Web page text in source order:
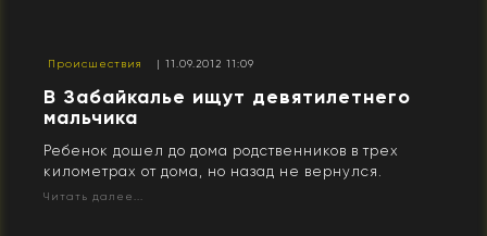
Происшествия | 11.09.2012 11:09
В Забайкалье ищут девятилетнего
мальчика
Ребенок дошел до дома родственников в трех
километрах от дома, но назад не вернулся.
Читать далее...